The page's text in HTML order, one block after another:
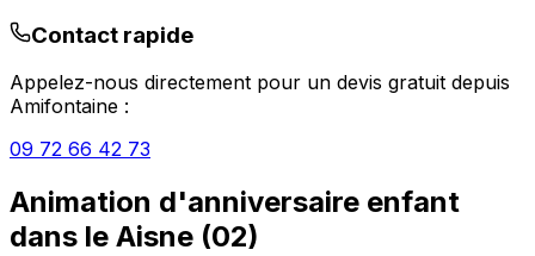
Contact rapide
Appelez-nous directement pour un devis gratuit depuis
Amifontaine :
09 72 66 42 73
Animation d'anniversaire enfant
dans le Aisne (02)